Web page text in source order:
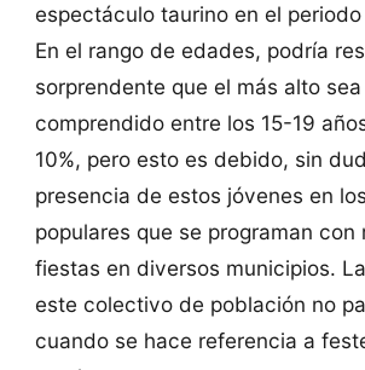
espectáculo taurino en el
En el rango de edades, podría
sorprendente que el más alto sea
comprendido entre los 15-19
10%, pero esto es debido, sin
presencia de estos jóvenes en
populares que se programan con
fiestas en diversos municipios.
este colectivo de población no
cuando se hace referencia a